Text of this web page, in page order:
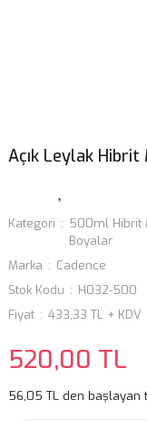
Açık Leylak
Kategori 500ml Hibrit
Boyalar
Marka
Cadence
Stok Kodu
H032-500
Fiyat
433,33 TL + KDV
520,00 TL
56,05 TL den başlayan